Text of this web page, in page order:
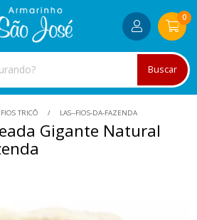
Buscar
0
TRICÔ LAS--FIOS-DA-FAZENDA
Gigante Natural